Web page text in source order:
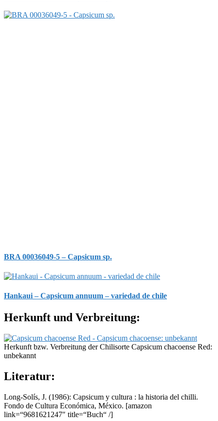
BRA 00036049-5 – Capsicum sp.
Hankaui – Capsicum annuum – variedad de chile
Herkunft und Verbreitung:
Herkunft bzw. Verbreitung der Chilisorte Capsicum chacoense Red:
unbekannt
Literatur:
Long-Solís, J. (1986): Capsicum y cultura : la historia del chilli.
Fondo de Cultura Económica, México. [amazon
link=“9681621247″ title=“Buch“ /]